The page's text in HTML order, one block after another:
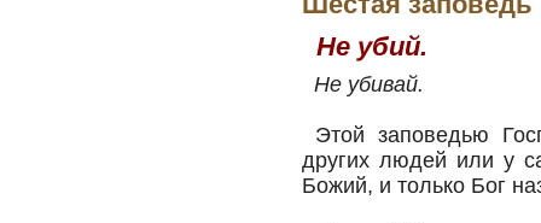
Не убий.
Не убивай.
Этой заповедью
других людей или у
Божий, и только Бог